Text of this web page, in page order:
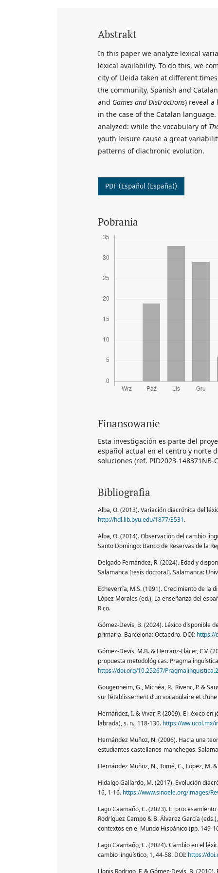
Abstrakt
In this paper we analyze lexical
lexical availability. To do this, we
city of Lleida taken at different
the community, Spanish and
and Games and Distractions) reveal a
in the case of the Catalan
analyzed: while the vocabulary of
youth leisure cause a great
patterns of diachronic evolution.
PDF (Español (España))
Pobrania
Finansowanie
Esta investigación es parte del
español actual en el centro y norte
soluciones (ref. PID2023-148371NB-
Bibliografia
Alba, O. (2013). Variación diacrónica del
http://hdl.lib.byu.edu/1877/3531.
Alba, O. (2014). Observación del cambio
Santo Domingo: Banco de Reservas de la
Delgado Fernández, R. (2024). Edad y
Salamanca [tesis doctoral]. Salamanca:
Echeverría, M.S. (1991). Crecimiento de la
López Morales (ed.), La enseñanza del
Rico.
Gómez-Devís, B. (2024). Léxico disponible
primaria. Barcelona: Octaedro. DOI: https://
Gómez-Devís, M.B. & Herranz-Llácer, C.V.
propuesta metodológicas.
https://doi.org/10.25267/
Gougenheim, G., Michéa, R., Rivenc, P. &
sur l’établissement d’un vocabulaire et
Hernández, I. & Vivar, P. (2009). El léxico
labrada), s. n., 118-130. https://ww.ucol.mx/
Hernández Muñoz, N. (2006). Hacia una
estudiantes castellanos-manchegos.
Hernández Muñoz, N., Tomé, C., López, M.
Hidalgo Gallardo, M. (2017). Evolución
16, 1-16. https://www.sinoele.org/images/
Lago Caamaño, C. (2023). El
Rodríguez Campo & B. Álvarez García
contextos en el Mundo Hispánico (pp. 149-
Lago Caamaño, C. (2024). Cambio en el
cambio lingüístico, 1, 44-58. DOI: https://
Llopis Rodrigo, F. & Gómez-Devís, B.